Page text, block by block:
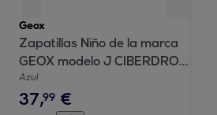
Geox
Zapatillas Niño de la marca
GEOX modelo J CIBERDRON
B AZUL
Azul
37,99 €